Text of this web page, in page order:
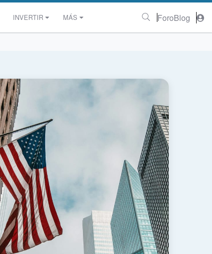
INVERTIR MÁS ForoBlog